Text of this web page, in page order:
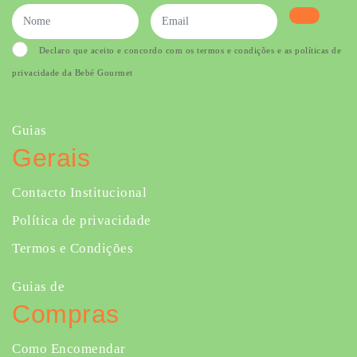
Declaro que aceito e concordo com os termos e condições e as políticas de
privacidade da Bebé Gourmet
Guias
Gerais
Contacto Institucional
Política de privacidade
Termos e Condições
Guias de
Compras
Como Encomendar